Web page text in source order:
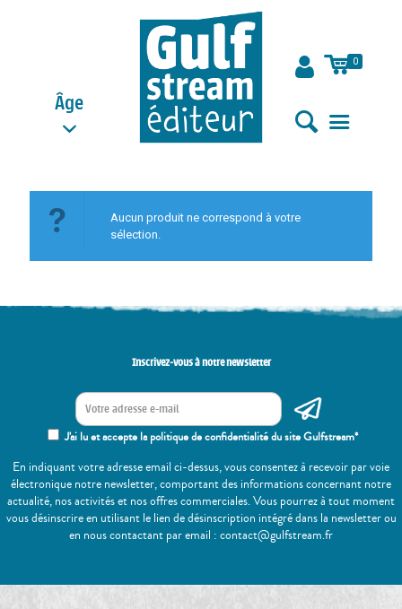
Âge
0
Aucun produit ne correspond à votre
sélection.
Inscrivez-vous à notre newsletter
J'ai lu et accepte la politique de confidentialité du site Gulfstream*
En indiquant votre adresse email ci-dessus, vous consentez à recevoir par voie
électronique notre newsletter, comportant des informations concernant notre
actualité, nos activités et nos offres commerciales. Vous pourrez à tout moment
vous désinscrire en utilisant le lien de désinscription intégré dans la newsletter ou
en nous contactant par email : contact@gulfstream.fr